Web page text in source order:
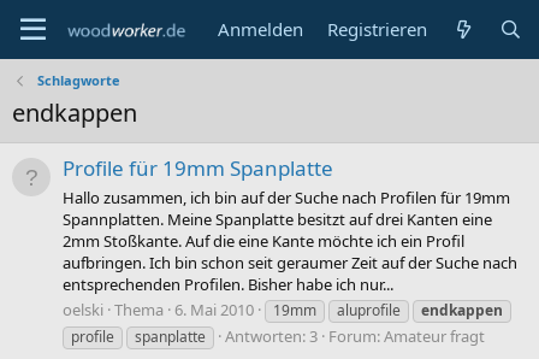
Anmelden Registrieren
Schlagworte
endkappen
Profile für 19mm Spanplatte
Hallo zusammen, ich bin auf der Suche nach Profilen für 19mm
Spannplatten. Meine Spanplatte besitzt auf drei Kanten eine
2mm Stoßkante. Auf die eine Kante möchte ich ein Profil
aufbringen. Ich bin schon seit geraumer Zeit auf der Suche nach
entsprechenden Profilen. Bisher habe ich nur...
oelski Thema 6. Mai 2010 19mm aluprofile
endkappen
profile
spanplatte Antworten: 3 Forum:Amateur fragt